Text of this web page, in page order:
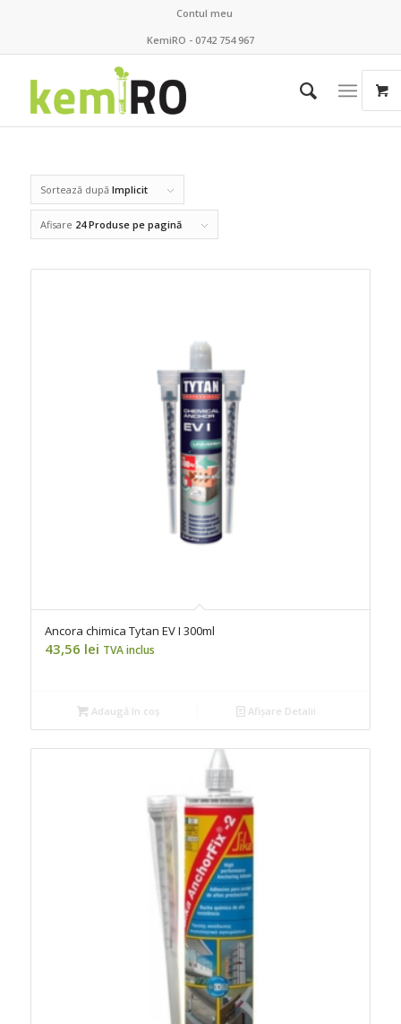
Contul meu
KemiRO - 0742 754 967
Sortează după Implicit
Afisare 24 Produse pe pagină
Ancora chimica Tytan EV I 300ml
43,56 lei TVA inclus
Adaugă în coș Afișare Detalii